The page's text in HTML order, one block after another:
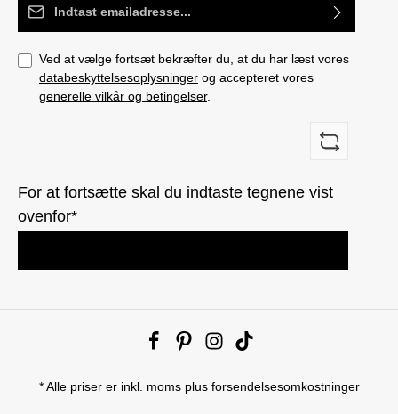
Ved at vælge fortsæt bekræfter du, at du har læst vores
databeskyttelsesoplysninger og accepteret vores
generelle vilkår og betingelser.
For at fortsætte skal du indtaste tegnene vist
ovenfor*
* Alle priser er inkl. moms plus forsendelsesomkostninger